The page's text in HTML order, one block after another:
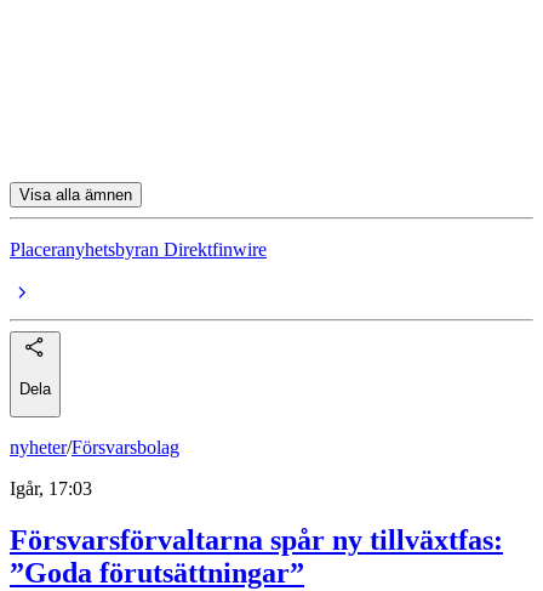
Visa alla ämnen
Placeranyhetsbyran Direktfinwire
Dela
nyheter/Försvarsbolag
Igår, 17:03
Försvarsförvaltarna spår ny tillväxtfas:
”Goda förutsättningar”